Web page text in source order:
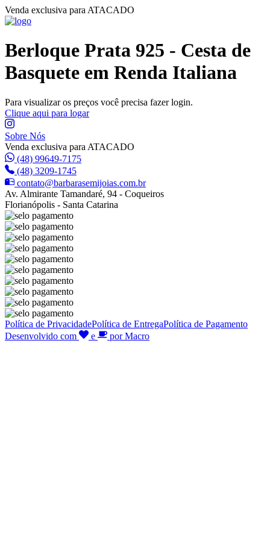
Venda exclusiva para ATACADO
Berloque Prata 925 - Cesta de
Basquete em Renda Italiana
Para visualizar os preços você precisa fazer login.
Clique aqui para logar
Sobre Nós
Venda exclusiva para ATACADO
(48) 99649-7175
(48) 3209-1745
contato@barbarasemijoias.com.br
Av. Almirante Tamandaré, 94 - Coqueiros
Florianópolis - Santa Catarina
Política de PrivacidadePolítica de EntregaPolítica de Pagamento
Desenvolvido com
e por Macro